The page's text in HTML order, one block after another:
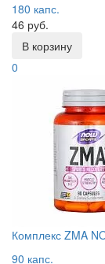
180 капс.
46 руб.
В корзину
0
Комплекс ZMA
90 капс.